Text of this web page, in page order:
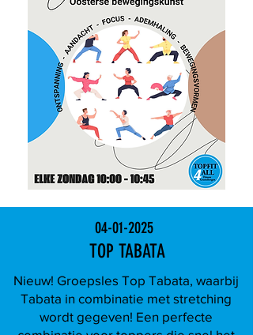
04-01-2025
TOP TABATA
Nieuw! Groepsles Top Tabata, waarbij
Tabata in combinatie met stretching
wordt gegeven! Een perfecte